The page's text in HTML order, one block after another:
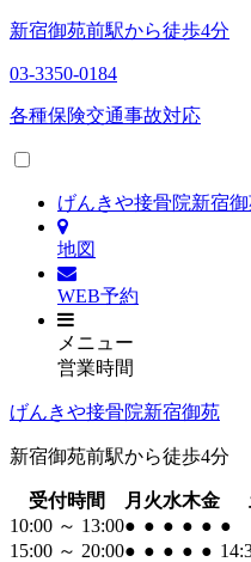
新宿御苑前駅から徒歩4分
03-3350-0184
各種保険交通事故対応
げんきや接骨院新宿
地図
WEB予約
メニュー
営業時間
げんきや接骨院新宿御苑
新宿御苑前駅から徒歩4分
受付時間 月 火水木金
10:00 ～ 13:00● ● ● ● ● ●
15:00 ～ 20:00● ● ● ● ●